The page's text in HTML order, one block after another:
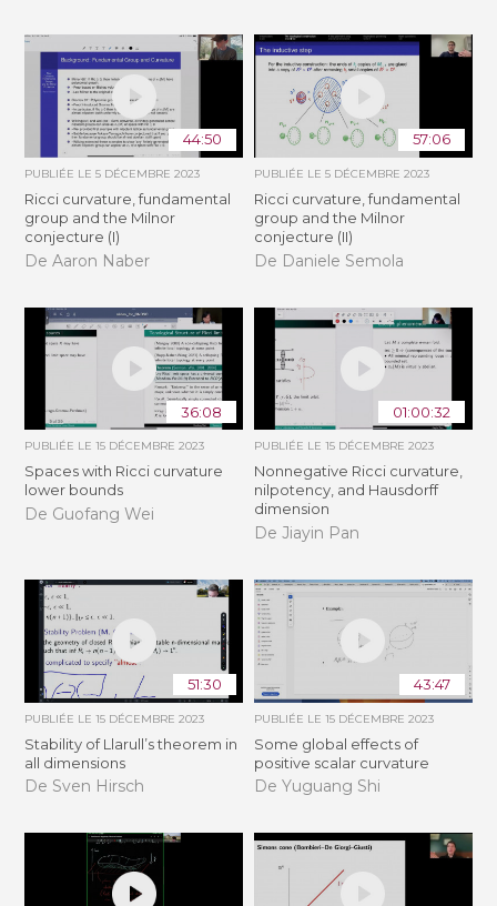
44:50
PUBLIÉE LE5 DÉCEMBRE 2023
Ricci curvature, fundamental
group and the Milnor
conjecture (I)
De Aaron Naber
57:06
PUBLIÉE LE 5 DÉCEMBRE 2023
Ricci curvature, fundamental
group and the Milnor
conjecture (II)
De Daniele Semola
36:08
PUBLIÉE LE15 DÉCEMBRE 2023
Spaces with Ricci curvature
lower bounds
De Guofang Wei
01:00:32
PUBLIÉE LE 15 DÉCEMBRE 2023
Nonnegative Ricci curvature,
nilpotency, and Hausdorff
dimension
De Jiayin Pan
51:30
PUBLIÉE LE15 DÉCEMBRE 2023
Stability of Llarull’s theorem in
all dimensions
De Sven Hirsch
43:47
PUBLIÉE LE 15 DÉCEMBRE 2023
Some global effects of
positive scalar curvature
De Yuguang Shi